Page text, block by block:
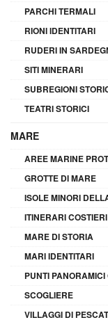
PARCHI TERMALI
RIONI IDENTITARI
RUDERI IN
SITI MINERARI
SUBREGIONI
TEATRI STORICI
MARE
AREE MARINE
GROTTE DI MARE
ISOLE MINORI
ITINERARI COSTIERI
MARE DI STORIA
MARI IDENTITARI
PUNTI PANORAMICI
SCOGLIERE
VILLAGGI DI